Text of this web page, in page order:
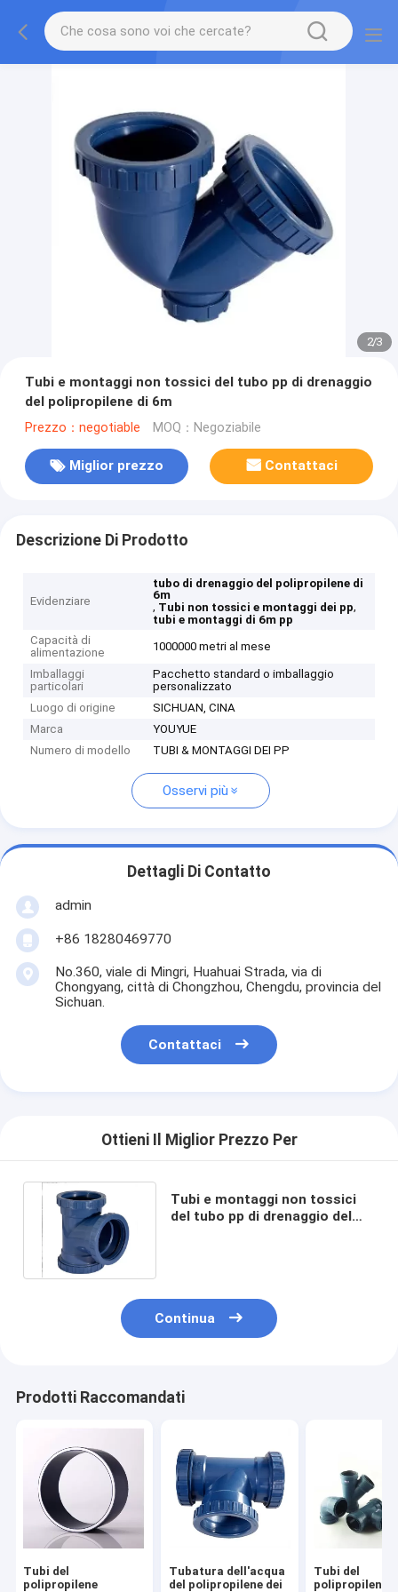
2/3
Tubi e montaggi non tossici del tubo pp di drenaggio
del polipropilene di 6m
Prezzo：negotiable MOQ：Negoziabile
Miglior prezzo Contattaci
Descrizione Di Prodotto
Evidenziare
tubo di drenaggio del polipropilene di
6m
, Tubi non tossici e montaggi dei pp,
tubi e montaggi di 6m pp
Capacità di
alimentazione
1000000 metri al mese
Imballaggi
particolari
Pacchetto standard o imballaggio
personalizzato
Luogo di origine
SICHUAN, CINA
Marca
YOUYUE
Numero di modello
TUBI & MONTAGGI DEI PP
Osservi più
Dettagli Di Contatto
admin
+86 18280469770
No.360, viale di Mingri, Huahuai Strada, via di
Chongyang, città di Chongzhou, Chengdu, provincia del
Sichuan.
Contattaci
Ottieni Il Miglior Prezzo Per
Tubi e montaggi non tossici
del tubo pp di drenaggio del
Continua
Prodotti Raccomandati
Tubi del
polipropilene
Tubatura dell'acqua
del polipropilene dei
Tubi del
polipropilene